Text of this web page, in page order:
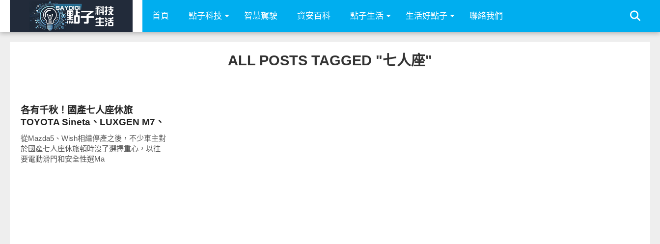
首頁 點子科技 智慧駕駛 資安百科 點子生活 生活好點子 聯絡我們
ALL POSTS TAGGED "七人座"
各有千秋！國產七人座休旅
TOYOTA Sineta、LUXGEN M7、
KIA Carens不能只看價格做選擇
從Mazda5、Wish相繼停產之後，不少車主對
於國產七人座休旅頓時沒了選擇重心，以往
要電動滑門和安全性選Ma